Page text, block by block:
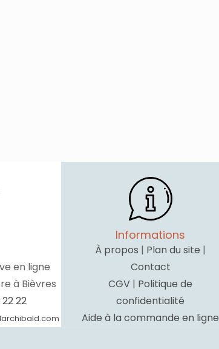
en ligne
à Bièvres
22
Informations
À propos | Plan du site |
Contact
CGV | Politique de
confidentialité
Aide à la commande en ligne